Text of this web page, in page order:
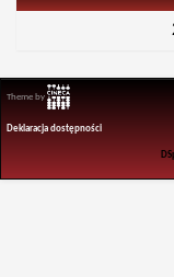
Theme by
Deklaracja dostępności